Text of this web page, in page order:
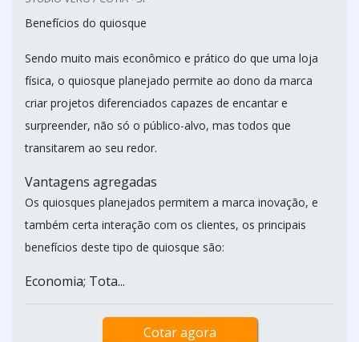
Benefícios do quiosque
Sendo muito mais econômico e prático do que uma loja
física, o quiosque planejado permite ao dono da marca
criar projetos diferenciados capazes de encantar e
surpreender, não só o público-alvo, mas todos que
transitarem ao seu redor.
Vantagens agregadas
Os quiosques planejados permitem a marca inovação, e
também certa interação com os clientes, os principais
benefícios deste tipo de quiosque são:
Economia; Tota...
Cotar agora